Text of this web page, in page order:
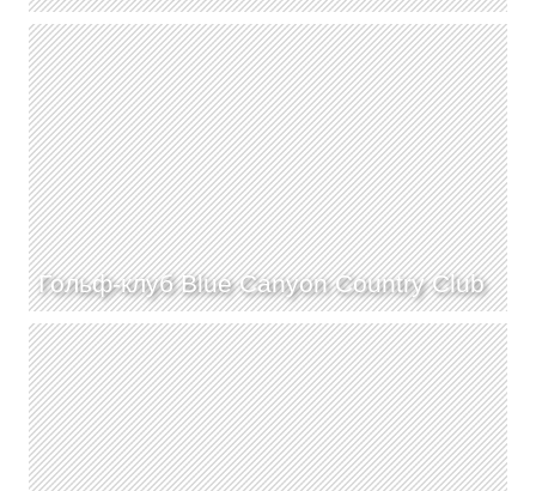
Гольф-клуб Blue Canyon Country Club